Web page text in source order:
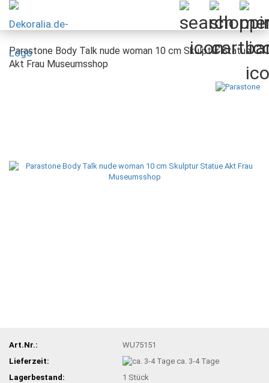
Parastone Body Talk nude woman 10 cm Skulptur Statue
Akt Frau Museumsshop
Art.Nr.:
WU75151
Lieferzeit:
ca. 3-4 Tage
Lagerbestand:
1 Stück